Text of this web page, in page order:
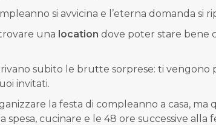
si avvicina e l’eterna domanda si
una location dove poter stare bene
subito le brutte sorprese: ti
invitati.
la festa di compleanno a casa,
spesa, cucinare e le 48 ore successive alla